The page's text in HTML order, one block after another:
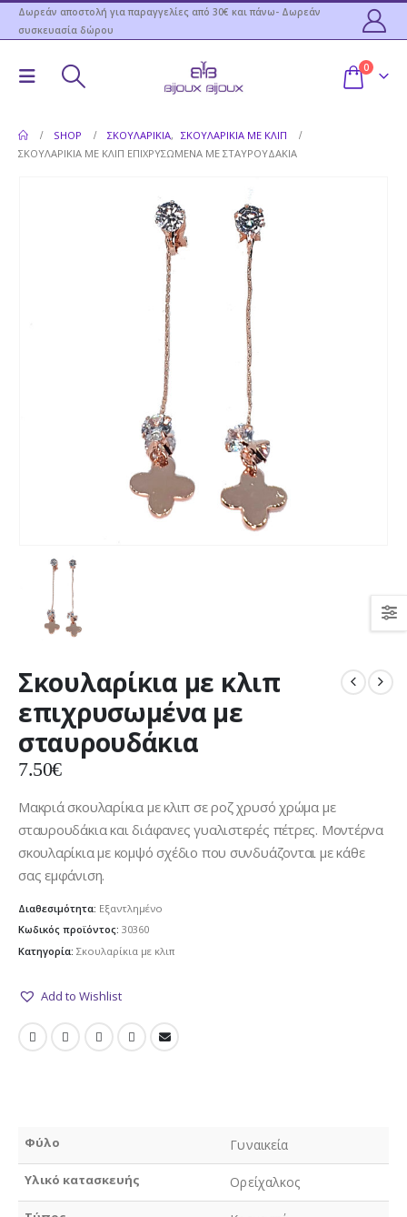
Δωρεάν αποστολή για παραγγελίες από 30€ και πάνω- Δωρεάν
συσκευασία δώρου
0
SHOP ΣΚΟΥΛΑΡΊΚΙΑ,
ΣΚΟΥΛΑΡΊΚΙΑ ΜΕ ΚΛΙΠ
ΣΚΟΥΛΑΡΊΚΙΑ ΜΕ ΚΛΙΠ ΕΠΙΧΡΥΣΩΜΈΝΑ ΜΕ ΣΤΑΥΡΟΥΔΆΚΙΑ
Σκουλαρίκια με κλιπ
επιχρυσωμένα με
σταυρουδάκια
7.50€
Μακριά σκουλαρίκια με κλιπ σε ροζ χρυσό χρώμα με
σταυρουδάκια και διάφανες γυαλιστερές πέτρες. Μοντέρνα
σκουλαρίκια με κομψό σχέδιο που συνδυάζονται με κάθε
σας εμφάνιση.
Διαθεσιμότητα: Εξαντλημένο
Κωδικός προϊόντος: 30360
Κατηγορία: Σκουλαρίκια με κλιπ
Add to Wishlist
Φύλο Γυναικεία
Υλικό κατασκευής Ορείχαλκος